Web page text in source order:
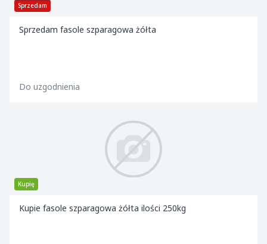
Sprzedam
Sprzedam fasole szparagowa żółta
Do uzgodnienia
Kupię
Kupie fasole szparagowa żółta ilości 250kg